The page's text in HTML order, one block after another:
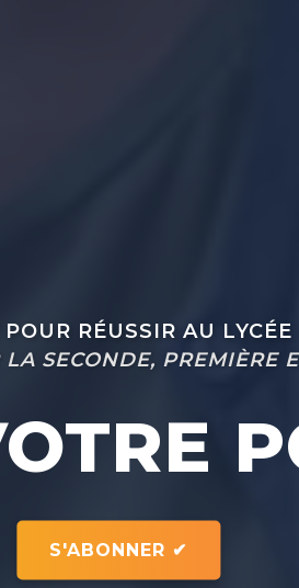
RÉUSSIR AU LYCÉE
SECONDE, PREMIÈRE
S'ABONNER ✔